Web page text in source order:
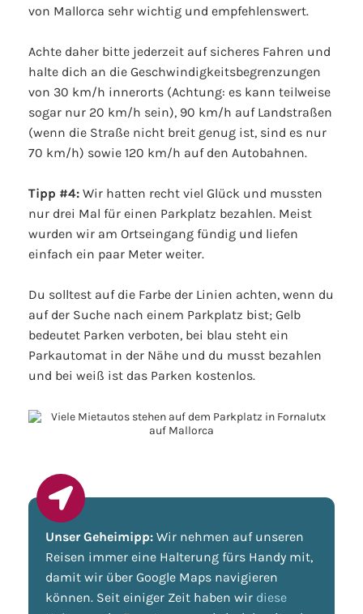
von Mallorca sehr wichtig und empfehlenswert.
Achte daher bitte jederzeit auf sicheres Fahren und
halte dich an die Geschwindigkeitsbegrenzungen
von 30 km/h innerorts (Achtung: es kann teilweise
sogar nur 20 km/h sein), 90 km/h auf Landstraßen
(wenn die Straße nicht breit genug ist, sind es nur
70 km/h) sowie 120 km/h auf den Autobahnen.
Tipp #4: Wir hatten recht viel Glück und mussten
nur drei Mal für einen Parkplatz bezahlen. Meist
wurden wir am Ortseingang fündig und liefen
einfach ein paar Meter weiter.
Du solltest auf die Farbe der Linien achten, wenn du
auf der Suche nach einem Parkplatz bist; Gelb
bedeutet Parken verboten, bei blau steht ein
Parkautomat in der Nähe und du musst bezahlen
und bei weiß ist das Parken kostenlos.
Unser Geheimipp: Wir nehmen auf unseren
Reisen immer eine Halterung fürs Handy mit,
damit wir über Google Maps navigieren
können. Seit einiger Zeit haben wir diese